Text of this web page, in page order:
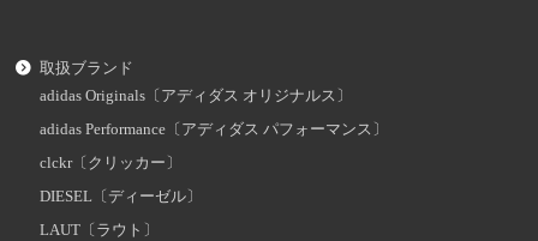
取扱ブランド
adidas Originals〔アディダス オリジナルス〕
adidas Performance〔アディダス パフォーマンス〕
clckr〔クリッカー〕
DIESEL〔ディーゼル〕
LAUT〔ラウト〕